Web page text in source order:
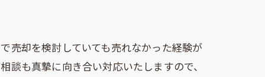
売却を検討していても売れなかった経験が
も真摯に向き合い対応いたしますので、